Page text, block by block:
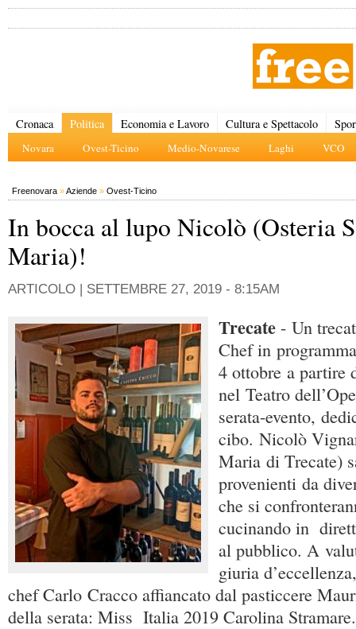
Cronaca Politica
Novara Ovest-Ticino Medio-Novarese Laghi VCO
Economia e Lavoro Cultura e Spettacolo
Freenovara »Aziende » Ovest-Ticino
In bocca al lupo Nicolò (Osteria
Maria)!
ARTICOLO | SETTEMBRE 27, 2019 - 8:15AM
Trecate - Un
Chef in
4 ottobre a partire
nel Teatro
serata-evento,
cibo. Nicolò
Maria di Trecate)
provenienti da
che si
cucinando in
al pubblico. A
giuria
chef Carlo Cracco affiancato dal pasticcere
della serata: Miss Italia 2019 Carolina Stramare.